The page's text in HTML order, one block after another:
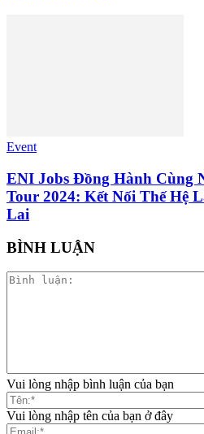
Event
ENI Jobs Đồng Hành Cùng
Tour 2024: Kết Nối Thế Hệ
Lai
BÌNH LUẬN
Vui lòng nhập bình luận của bạn
Vui lòng nhập tên của bạn ở đây